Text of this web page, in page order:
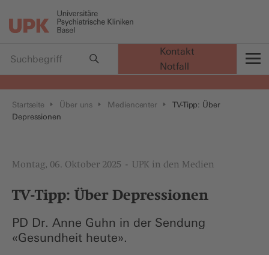
Startseite Über uns Mediencenter
TV-Tipp: Über
Depressionen
Montag, 06. Oktober 2025 UPK in den Medien
TV-Tipp: Über Depressionen
PD Dr. Anne Guhn in der Sendung
«Gesundheit heute».
Kontakt
Notfall